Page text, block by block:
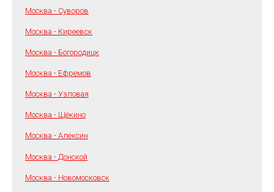
Москва - Суворов
Москва - Киреевск
Москва - Богородицк
Москва - Ефремов
Москва - Узловая
Москва - Щёкино
Москва - Алексин
Москва - Донской
Москва - Новомосковск